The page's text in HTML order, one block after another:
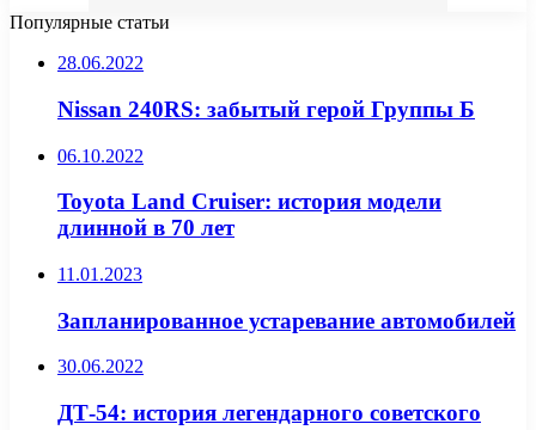
Популярные статьи
28.06.2022
Nissan 240RS: забытый герой Группы Б
06.10.2022
Toyota Land Cruiser: история модели
длинной в 70 лет
11.01.2023
Запланированное устаревание автомобилей
30.06.2022
ДТ-54: история легендарного советского